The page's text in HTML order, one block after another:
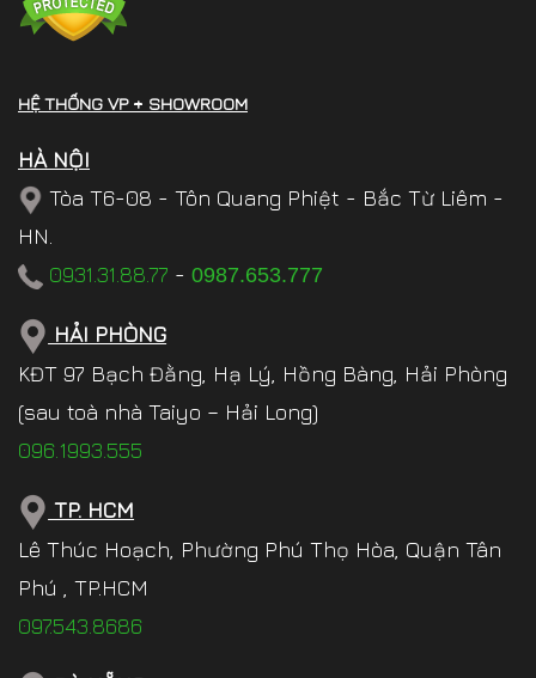
HỆ THỐNG VP + SHOWROOM
HÀ NỘI
Tòa T6-08 - Tôn Quang Phiệt - Bắc Từ Liêm -
HN.
0931.31.88.77 - 0987.653.777
HẢI PHÒNG
KĐT 97 Bạch Đằng, Hạ Lý, Hồng Bàng, Hải Phòng
(sau toà nhà Taiyo – Hải Long)
096.1993.555
TP. HCM
Lê Thúc Hoạch, Phường Phú Thọ Hòa, Quận Tân
Phú , TP.HCM
097.543.8686